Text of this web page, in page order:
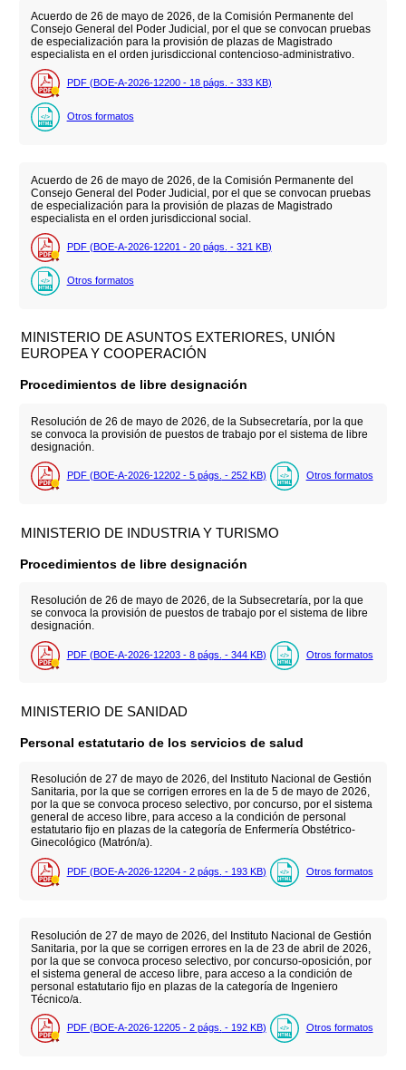
Acuerdo de 26 de mayo de 2026, de la Comisión Permanente del
Consejo General del Poder Judicial, por el que se convocan pruebas
de especialización para la provisión de plazas de Magistrado
especialista en el orden jurisdiccional contencioso-administrativo.
PDF (BOE-A-2026-12200 - 18 págs. - 333 KB)
Otros formatos
Acuerdo de 26 de mayo de 2026, de la Comisión Permanente del
Consejo General del Poder Judicial, por el que se convocan pruebas
de especialización para la provisión de plazas de Magistrado
especialista en el orden jurisdiccional social.
PDF (BOE-A-2026-12201 - 20 págs. - 321 KB)
Otros formatos
MINISTERIO DE ASUNTOS EXTERIORES, UNIÓN
EUROPEA Y COOPERACIÓN
Procedimientos de libre designación
Resolución de 26 de mayo de 2026, de la Subsecretaría, por la que
se convoca la provisión de puestos de trabajo por el sistema de libre
designación.
PDF (BOE-A-2026-12202 - 5 págs. - 252 KB) Otros formatos
MINISTERIO DE INDUSTRIA Y TURISMO
Procedimientos de libre designación
Resolución de 26 de mayo de 2026, de la Subsecretaría, por la que
se convoca la provisión de puestos de trabajo por el sistema de libre
designación.
PDF (BOE-A-2026-12203 - 8 págs. - 344 KB) Otros formatos
MINISTERIO DE SANIDAD
Personal estatutario de los servicios de salud
Resolución de 27 de mayo de 2026, del Instituto Nacional de Gestión
Sanitaria, por la que se corrigen errores en la de 5 de mayo de 2026,
por la que se convoca proceso selectivo, por concurso, por el sistema
general de acceso libre, para acceso a la condición de personal
estatutario fijo en plazas de la categoría de Enfermería Obstétrico-
Ginecológico (Matrón/a).
PDF (BOE-A-2026-12204 - 2 págs. - 193 KB) Otros formatos
Resolución de 27 de mayo de 2026, del Instituto Nacional de Gestión
Sanitaria, por la que se corrigen errores en la de 23 de abril de 2026,
por la que se convoca proceso selectivo, por concurso-oposición, por
el sistema general de acceso libre, para acceso a la condición de
personal estatutario fijo en plazas de la categoría de Ingeniero
Técnico/a.
PDF (BOE-A-2026-12205 - 2 págs. - 192 KB) Otros formatos